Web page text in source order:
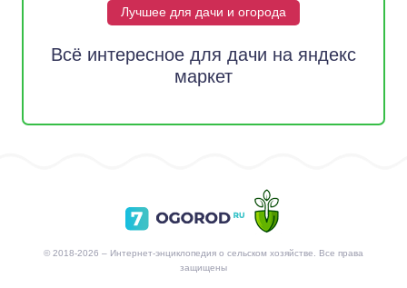
Лучшее для дачи и огорода
Всё интересное для дачи на яндекс
маркет
© 2018-2026 – Интернет-энциклопедия о сельском хозяйстве. Все права
защищены